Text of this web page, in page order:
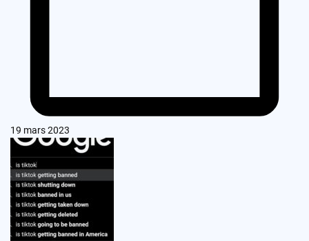
19 mars 2023